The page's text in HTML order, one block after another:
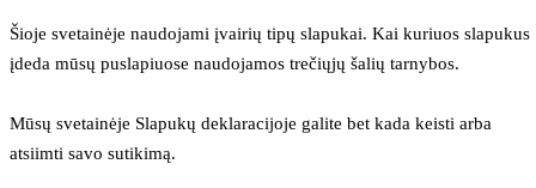
Šioje svetainėje naudojami įvairių tipų slapukai. Kai kuriuos slapukus
įdeda mūsų puslapiuose naudojamos trečiųjų šalių tarnybos.
Mūsų svetainėje Slapukų deklaracijoje galite bet kada keisti arba
atsiimti savo sutikimą.